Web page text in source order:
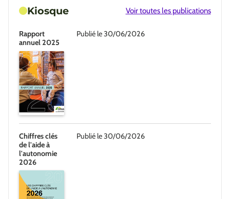
Kiosque Voir toutes les publications
Rapport
annuel 2025
Publié le 30/06/2026
Chiffres clés
de l'aide à
l'autonomie
2026
Publié le 30/06/2026